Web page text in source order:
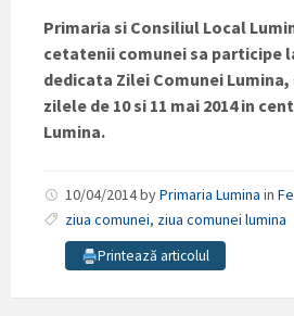
Primaria si Consiliul Local
cetatenii comunei sa participe
dedicata Zilei Comunei Lumina,
zilele de 10 si 11 mai 2014 in
Lumina.
10/04/2014byPrimaria Lumina in
ziua comunei, ziua comunei lumina
Printează articolul